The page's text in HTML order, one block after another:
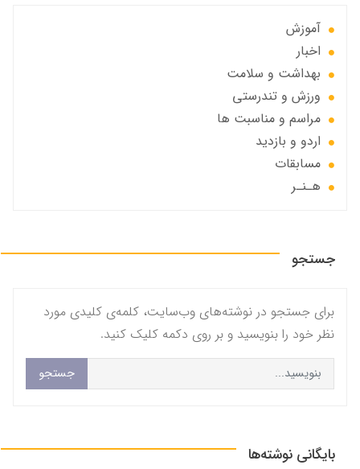
آموزش
اخبار
بهداشت و سلامت
ورزش و تندرستی
مراسم و مناسبت ها
اردو و بازدید
مسابقات
هـنـر
جستجو
برای جستجو در نوشته‌های وب‌سایت، کلمه‌ی کلیدی مورد
نظر خود را بنویسید و بر روی دکمه کلیک کنید.
جستجو
بایگانی نوشته‌ها